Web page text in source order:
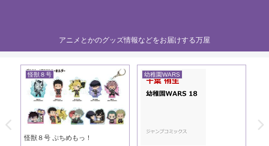
アニメとかのグッズ情報などをお届けする万屋
怪獣８号
怪獣８号 ぷちめもっ！
幼稚園WARS